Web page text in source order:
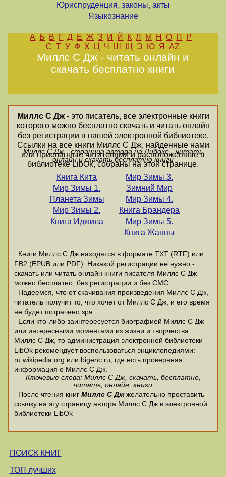
Юриспруденция, законы, акты
Языкознание
А Б В Г Д Е Ж З И Й К Л М Н О П
Р
С Т У Ф Х Ц Ч Ш Щ Э Ю Я AZ
Миллс С Дж - читать онлайн и
скачать бесплатно книги
Миллс С Дж- это писатель, все электронные книги
которого можно бесплатно скачать и читать онлайн
без регистрации в нашей электронной библиотеке.
Ссылки на все книги Миллс С Дж, найденные нами
или присланные читателями и расположенные в
библиотеке LibOk, собраны на этой странице.
Миллс С Дж - страница автора на Либоке - читать
онлайн и скачать бесплатно книги
Книга Кита
Мир Зимы 1.
Планета Зимы
Мир Зимы 2.
Книга Иджила
Мир Зимы 3.
Зимний Мир
Мир Зимы 4.
Книга Брандера
Мир Зимы 5.
Книга Жанны
Книги Миллс С Дж находятся в формате ТХТ (RTF) или
FB2 (EPUB или PDF). Никакой регистрации не нужно -
скачать или читать онлайн книги писателя Миллс С Дж
можно бесплатно, без регистрации и без СМС.
Надеемся, что от скачивания произведения Миллс С Дж,
читатель получит то, что хочет от Миллс С Дж, и его время
не будет потрачено зря.
Если кто-либо заинтересуется биографией Миллс С Дж
или интересными моментами из жизни и творчества
Миллс С Дж, то администрация электронной библиотеки
LibOk рекомендует воспользоваться энциклопедиями:
ru.wikipedia.org или bigenc.ru, где есть провернная
информация о Миллс С Дж.
Ключевые слова: Миллс С Дж, скачать, бесплатно,
читать, онлайн, книги
После чтения книг Миллс С Джжелательно проставить
ссылку на эту страницу автора Миллс С Дж в электронной
библиотеки LibOk
ПОИСК КНИГ
ТОП лучших